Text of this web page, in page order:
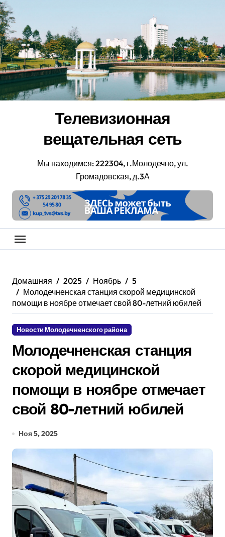
Перейти
к
содержанию
Телевизионная
вещательная сеть
Мы находимся: 222304, г.Молодечно, ул.
Громадовская, д.3А
Домашняя 2025 Ноябрь
5
Молодечненская станция скорой медицинской
помощи в ноябре отмечает свой 80-летний юбилей
Новости Молодечненского района
Молодечненская станция
скорой медицинской
помощи в ноябре отмечает
свой 80-летний юбилей
Ноя 5, 2025